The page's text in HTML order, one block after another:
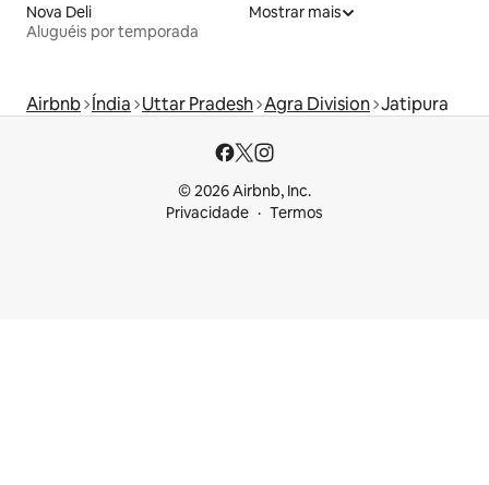
Nova Deli
Aluguéis por temporada
Mostrar mais
Airbnb Índia Uttar Pradesh Agra Division Jatipura
© 2026 Airbnb, Inc.
Privacidade
Termos